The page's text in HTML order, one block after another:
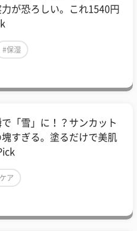
が恐ろしい。これ1540円
#保湿
「雪」に！？サンカット
すぎる。塗るだけで美肌
ア